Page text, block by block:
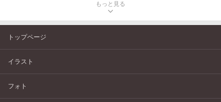
もっと見る
トップページ
イラスト
フォト